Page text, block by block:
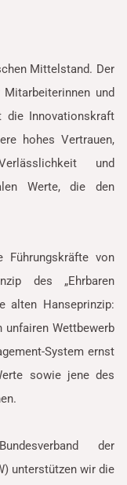
Mittelstand. Der
und
die Innovationskraft
hohes Vertrauen,
und
Werte, die den
Führungskräfte von
des „Ehrbaren
alten Hanseprinzip:
unfairen Wettbewerb
System ernst
sowie jene des
der
unterstützen wir die